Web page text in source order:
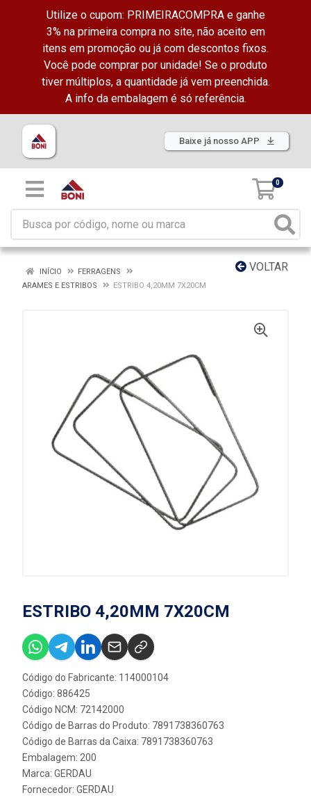
Utilize o cupom: PRIMEIRACOMPRA e ganhe
3% na primeira compra no site, não aceito em
itens em promoção ou já com descontos fixos.
Você pode comprar por unidade! Se o produto
tiver múltiplos, a quantidade já vem preenchida.
A info da embalagem é só referência.
Baixe já nosso APP
0
VOLTAR
INÍCIO
FERRAGENS
ARAMES E ESTRIBOS
ESTRIBO 4,20MM 7X20CM
ESTRIBO 4,20MM 7X20CM
Código do Fabricante: 114000104
Código: 886425
Código NCM: 72142000
Código de Barras do Produto: 7891738360763
Código de Barras da Caixa: 7891738360763
Embalagem: 200
Marca: GERDAU
Fornecedor: GERDAU